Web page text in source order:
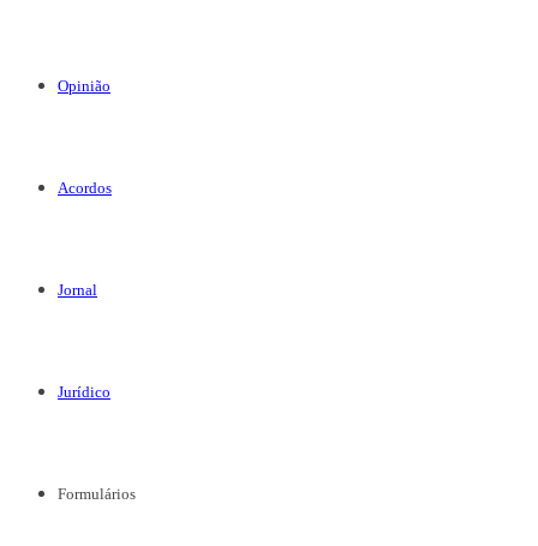
Opinião
Acordos
Jornal
Jurídico
Formulários